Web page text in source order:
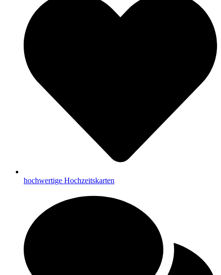
hochwertige Hochzeitskarten